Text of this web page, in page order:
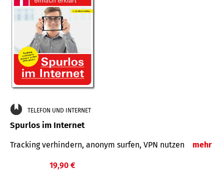
TELEFON UND INTERNET
Spurlos im Internet
Tracking verhindern, anonym surfen, VPN nutzen mehr
19,90 €